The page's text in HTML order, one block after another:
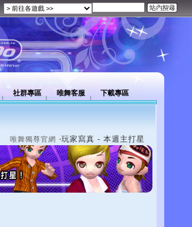
社群專區 唯舞客服 下載專區
唯舞獨尊官網 ‧玩家寫真 - 本週主打星